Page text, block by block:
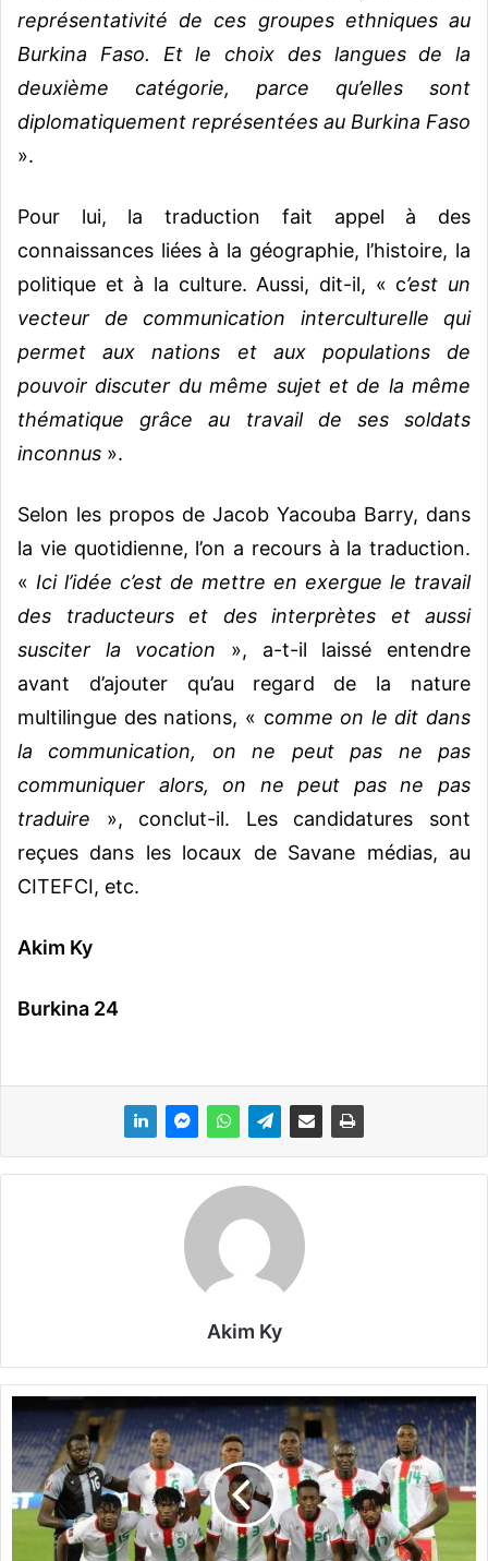
représentativité de ces groupes ethniques au
Burkina Faso. Et le choix des langues de la
deuxième catégorie, parce qu’elles sont
diplomatiquement représentées au Burkina Faso
».
Pour lui, la traduction fait appel à des
connaissances liées à la géographie, l’histoire, la
politique et à la culture. Aussi, dit-il, « c’est un
vecteur de communication interculturelle qui
permet aux nations et aux populations de
pouvoir discuter du même sujet et de la même
thématique grâce au travail de ses soldats
inconnus ».
Selon les propos de Jacob Yacouba Barry, dans
la vie quotidienne, l’on a recours à la traduction.
« Ici l’idée c’est de mettre en exergue le travail
des traducteurs et des interprètes et aussi
susciter la vocation », a-t-il laissé entendre
avant d’ajouter qu’au regard de la nature
multilingue des nations, « comme on le dit dans
la communication, on ne peut pas ne pas
communiquer alors, on ne peut pas ne pas
traduire », conclut-il. Les candidatures sont
reçues dans les locaux de Savane médias, au
CITEFCI, etc.
Akim Ky
Burkina 24
Akim Ky
É
t
a
l
o